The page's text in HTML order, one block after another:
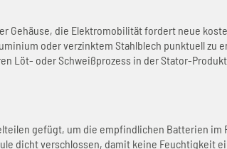
Gehäuse, die Elektromobilität fordert neue
oder verzinktem Stahlblech punktuell zu
Löt- oder Schweißprozess in der Stator-
gefügt, um die empfindlichen Batterien
dicht verschlossen, damit keine Feuchtigkeit